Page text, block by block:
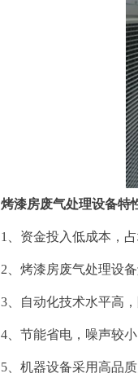
烤漆房废气处理设备特
1、资金投入低成本，
2、烤漆房废气处理设
3、自动化技术水平高
4、节能省电，噪声较
5、机器设备采用高品